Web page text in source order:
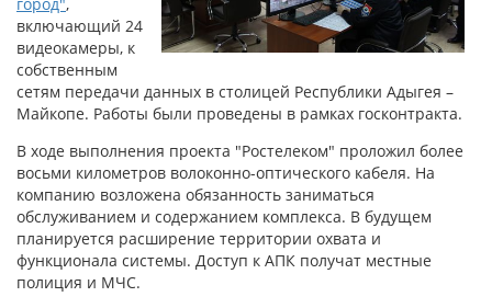
включающий 24
видеокамеры, к
собственным
сетям передачи данных в столицей Республики Адыгея –
Майкопе. Работы были проведены в рамках госконтракта.
В ходе выполнения проекта "Ростелеком" проложил более
восьми километров волоконно-оптического кабеля. На
компанию возложена обязанность заниматься
обслуживанием и содержанием комплекса. В будущем
планируется расширение территории охвата и
функционала системы. Доступ к АПК получат местные
полиция и МЧС.